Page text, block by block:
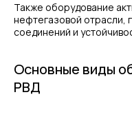
Также оборудование
нефтегазовой отрасли,
соединений и
Основные виды
РВД